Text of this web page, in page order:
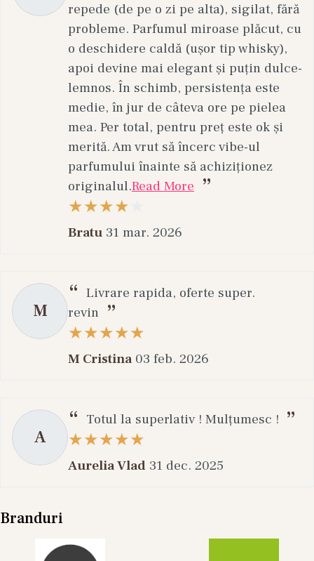
repede (de pe o zi pe alta), sigilat, fără
probleme. Parfumul miroase plăcut, cu
o deschidere caldă (ușor tip whisky),
apoi devine mai elegant și puțin dulce-
lemnos. În schimb, persistența este
medie, în jur de câteva ore pe pielea
mea. Per total, pentru preț este ok și
merită. Am vrut să încerc vibe-ul
parfumului înainte să achiziționez
originalul.Read More
Bratu 31 mar. 2026
M
Livrare rapida, oferte super.
revin
M Cristina 03 feb. 2026
A
Totul la superlativ ! Mulțumesc !
Aurelia Vlad 31 dec. 2025
Branduri